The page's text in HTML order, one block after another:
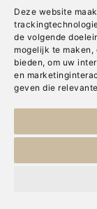
Deze website
de volgende
mogelijk te maken ,
bieden, om uw
en
geven die
waardoor ze
zijn, maar ook
comfort in
onderhoud en
interieurstijlen.